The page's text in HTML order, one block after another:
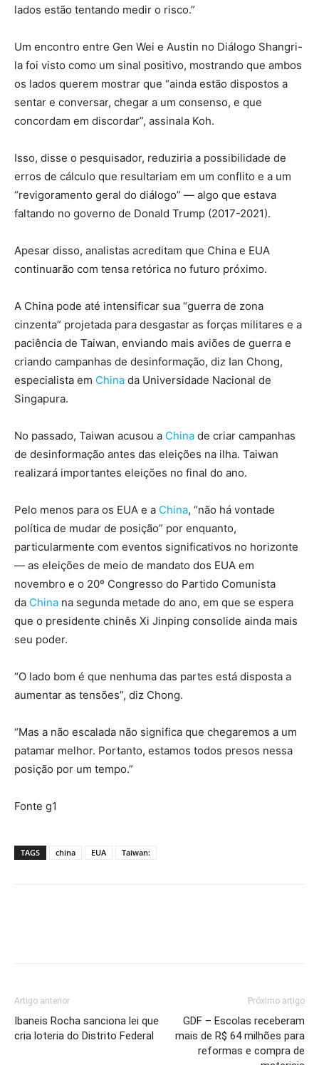
lados estão tentando medir o risco.”
Um encontro entre Gen Wei e Austin no Diálogo Shangri-
la foi visto como um sinal positivo, mostrando que ambos
os lados querem mostrar que “ainda estão dispostos a
sentar e conversar, chegar a um consenso, e que
concordam em discordar”, assinala Koh.
Isso, disse o pesquisador, reduziria a possibilidade de
erros de cálculo que resultariam em um conflito e a um
“revigoramento geral do diálogo” — algo que estava
faltando no governo de Donald Trump (2017-2021).
Apesar disso, analistas acreditam que China e EUA
continuarão com tensa retórica no futuro próximo.
A China pode até intensificar sua “guerra de zona
cinzenta” projetada para desgastar as forças militares e a
paciência de Taiwan, enviando mais aviões de guerra e
criando campanhas de desinformação, diz Ian Chong,
especialista em China da Universidade Nacional de
Singapura.
No passado, Taiwan acusou a China de criar campanhas
de desinformação antes das eleições na ilha. Taiwan
realizará importantes eleições no final do ano.
Pelo menos para os EUA e a China, “não há vontade
política de mudar de posição” por enquanto,
particularmente com eventos significativos no horizonte
— as eleições de meio de mandato dos EUA em
novembro e o 20º Congresso do Partido Comunista
da China na segunda metade do ano, em que se espera
que o presidente chinês Xi Jinping consolide ainda mais
seu poder.
“O lado bom é que nenhuma das partes está disposta a
aumentar as tensões”, diz Chong.
“Mas a não escalada não significa que chegaremos a um
patamar melhor. Portanto, estamos todos presos nessa
posição por um tempo.”
Fonte g1
TAGS china EUA Taiwan:
Artigo anterior
Ibaneis Rocha sanciona lei que
cria loteria do Distrito Federal
Próximo artigo
GDF – Escolas receberam
mais de R$ 64 milhões para
reformas e compra de